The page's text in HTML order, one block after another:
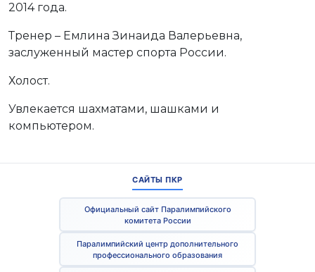
2014 года.
Тренер – Емлина Зинаида Валерьевна,
заслуженный мастер спорта России.
Холост.
Увлекается шахматами, шашками и
компьютером.
САЙТЫ ПКР
Официальный сайт Паралимпийского
комитета России
Паралимпийский центр дополнительного
профессионального образования